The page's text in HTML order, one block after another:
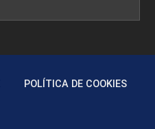
POLÍTICA DE COOKIES